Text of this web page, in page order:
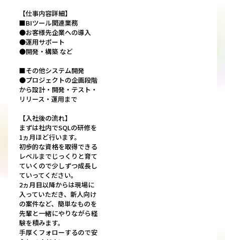
【仕事内容詳細】
■BIツール関連業務
●お客様先企業への導入
●運用サポート
●開発・構築 など
■その他システム開発
●プロジェクトの企画段階
から設計・開発・テスト・
リリース・運用まで
【入社後の流れ】
まずは社内でSQLの研修を
1ヵ月ほど行います。
初歩的な資格を取得できる
レベルまでじっくりと育て
ていくので少しずつ成長し
ていってください。
2ヵ月目以降からは現場に
入っていただき、新人向け
の案件など、簡単なものを
先輩と一緒にやりながら経
験を積みます。
手厚くフォローするので安